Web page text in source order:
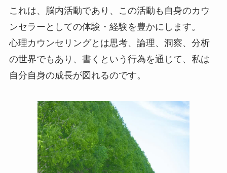
これは、脳内活動であり、この活動も自身のカウ
ンセラーとしての体験・経験を豊かにします。
心理カウンセリングとは思考、論理、洞察、分析
の世界でもあり、書くという行為を通じて、私は
自分自身の成長が図れるのです。